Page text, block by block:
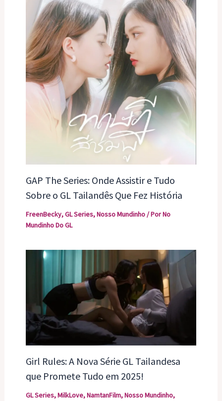
GAP The Series: Onde Assistir e Tudo
Sobre o GL Tailandês Que Fez História
FreenBecky,GL Series,Nosso Mundinho/ PorNo
Mundinho Do GL
Girl Rules: A Nova Série GL Tailandesa
que Promete Tudo em 2025!
GL Series,MilkLove,NamtanFilm,Nosso Mundinho,